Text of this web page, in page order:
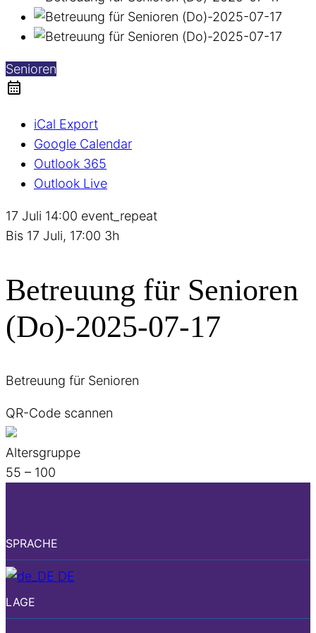
Senioren
iCal Export
Google Calendar
Outlook 365
Outlook Live
17 Juli 14:00 event_repeat
Bis 17 Juli, 17:00 3h
Betreuung für Senioren
(Do)-2025-07-17
Betreuung für Senioren
QR-Code scannen
Altersgruppe
55 – 100
SPRACHE
DE
LAGE